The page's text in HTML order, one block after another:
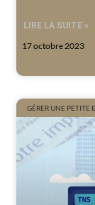
LIRE LA SUITE »
17 octobre 2023
GÉRER UNE PETITE